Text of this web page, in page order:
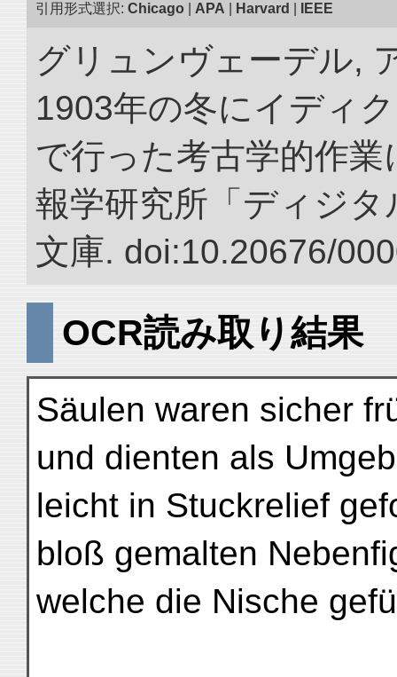
引用形式選択: Chicago APA Harvard IEEE
グリュンヴェーデル,
1903年の冬にイディ
で行った考古学的作
報学研究所「ディジ
文庫. doi:10.20676/
OCR読み取り結果
Säulen waren sicher
und dienten als
leicht in Stuckrelief
bloß gemalten
welche die Nische